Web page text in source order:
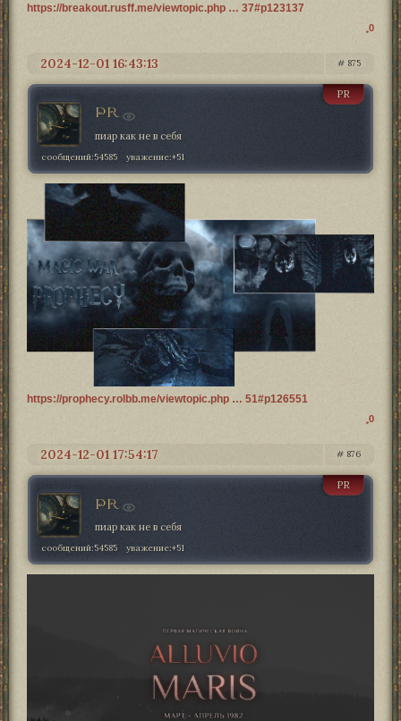
https://breakout.rusff.me/viewtopic.php … 37#p123137
0
875
2024-12-01 16:43:13
PR
PR
пиар как не в себя
сообщений:54585 уважение:+51
https://prophecy.rolbb.me/viewtopic.php … 51#p126551
0
876
2024-12-01 17:54:17
PR
PR
пиар как не в себя
сообщений:54585 уважение:+51